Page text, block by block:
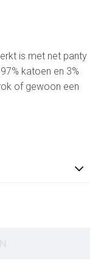
is met net panty
katoen en 3%
of gewoon een